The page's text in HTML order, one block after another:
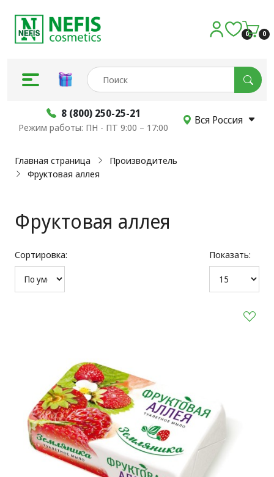
0 0
прачечных)
8 (800) 250-25-21
Режим работы: ПН - ПТ 9:00 – 17:00
Вся Россия
Главная страница
Производитель
Фруктовая аллея
Фруктовая аллея
Сортировка: Показать: